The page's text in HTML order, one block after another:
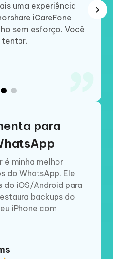
uma experiência
iCareFone
sem esforço. Você
tentar.
para
é minha melhor
do WhatsApp. Ele
do iOS/Android para
backups do
iPhone com